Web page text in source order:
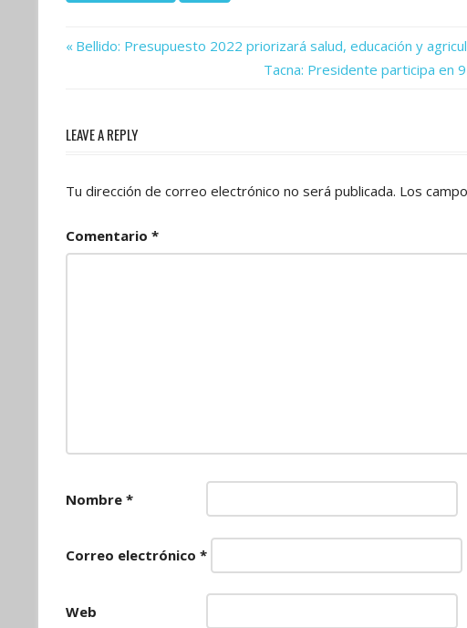
Navegación
entradas
Previous
Bellido: Presupuesto 2022 priorizará salud, educación y
Next
Tacna: Presidente participa en
LEAVE A REPLY
Tu dirección de correo electrónico no será publicada. Los
Comentario *
Nombre *
Correo electrónico *
Web